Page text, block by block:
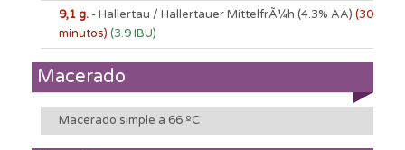
9,1 g. - Hallertau / Hallertauer MittelfrÃ¼h (4.3% AA) (30
minutos) (3.9 IBU)
Macerado
Macerado simple a 66 ºC